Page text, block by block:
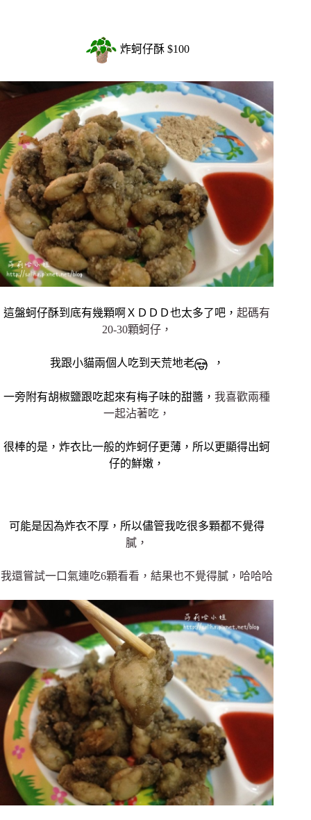
炸蚵仔酥 $100
這盤蚵仔酥到底有幾顆啊ＸＤＤＤ也太多了吧，起碼有
20-30顆蚵仔，
我跟小貓兩個人吃到天荒地老 ，
一旁附有胡椒鹽跟吃起來有梅子味的甜醬，我喜歡兩種
一起沾著吃，
很棒的是，炸衣比一般的炸蚵仔更薄，所以更顯得出蚵
仔的鮮嫩，
可能是因為炸衣不厚，所以儘管我吃很多顆都不覺得
膩，
我還嘗試一口氣連吃6顆看看，結果也不覺得膩，哈哈哈